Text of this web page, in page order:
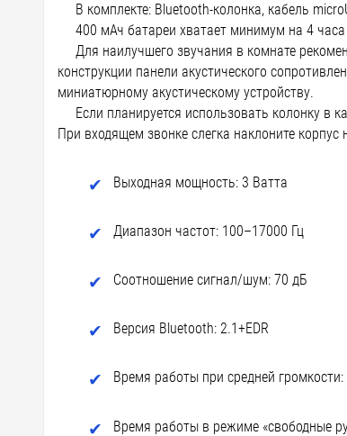
В комплекте: Bluetooth-колонка, кабель
400 мАч батареи хватает минимум на 4
Для наилучшего звучания в комнате
конструкции панели акустического
миниатюрному акустическому устройству.
Если планируется использовать колонку в
При входящем звонке слегка наклоните
Выходная мощность: 3 Ватта
Диапазон частот: 100–17000 Гц
Соотношение сигнал/шум: 70 дБ
Версия Bluetooth: 2.1+EDR
Время работы при средней громкости:
Время работы в режиме «свободные